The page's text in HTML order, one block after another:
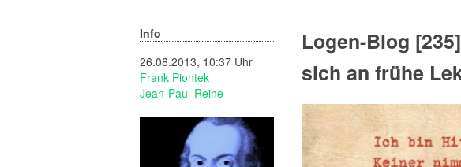
Info
26.08.2013, 10:37 Uhr
Frank Piontek
Jean-Paul-Reihe
Logen-Blog
sich an frühe